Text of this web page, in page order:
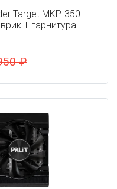
Target MKP-350
+ гарнитура
₽